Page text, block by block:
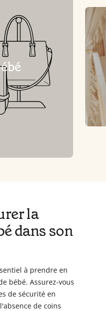
la
dans son
à prendre en
bébé. Assurez-vous
de sécurité en
de coins